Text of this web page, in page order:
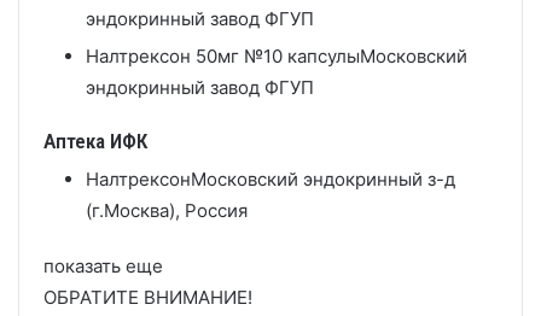
эндокринный завод ФГУП
Налтрексон 50мг №10 капсулыМосковский
эндокринный завод ФГУП
Аптека ИФК
НалтрексонМосковский эндокринный з-д
(г.Москва), Россия
показать еще
ОБРАТИТЕ ВНИМАНИЕ!